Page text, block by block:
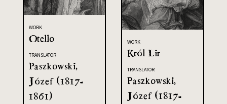
WORK
Otello
TRANSLATOR
Paszkowski,
Józef (1817-
1861)
WORK
Król Lir
TRANSLATOR
Paszkowski,
Józef (1817-